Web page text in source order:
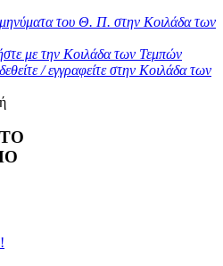
του Θ. Π. στην Κοιλάδα των
με την Κοιλάδα των Τεμπών
/ εγγραφείτε στην Κοιλάδα των